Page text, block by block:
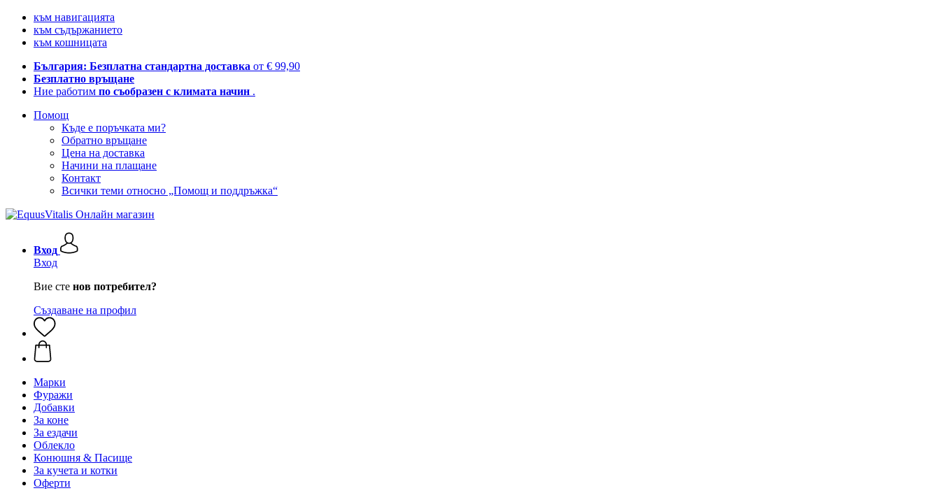
към навигацията
към съдържанието
към кошницата
България: Безплатна стандартна доставка от € 99,90
Безплатно връщане
Ние работим по съобразен с климата начин .
Помощ
Къде е поръчката ми?
Обратно връщане
Цена на доставка
Начини на плащане
Контакт
Всички теми относно „Помощ и поддръжка“
Вход
Вход
Вие сте нов потребител?
Създаване на профил
Марки
Фуражи
Добавки
За коне
За ездачи
Облекло
Конюшня & Пасище
За кучета и котки
Оферти